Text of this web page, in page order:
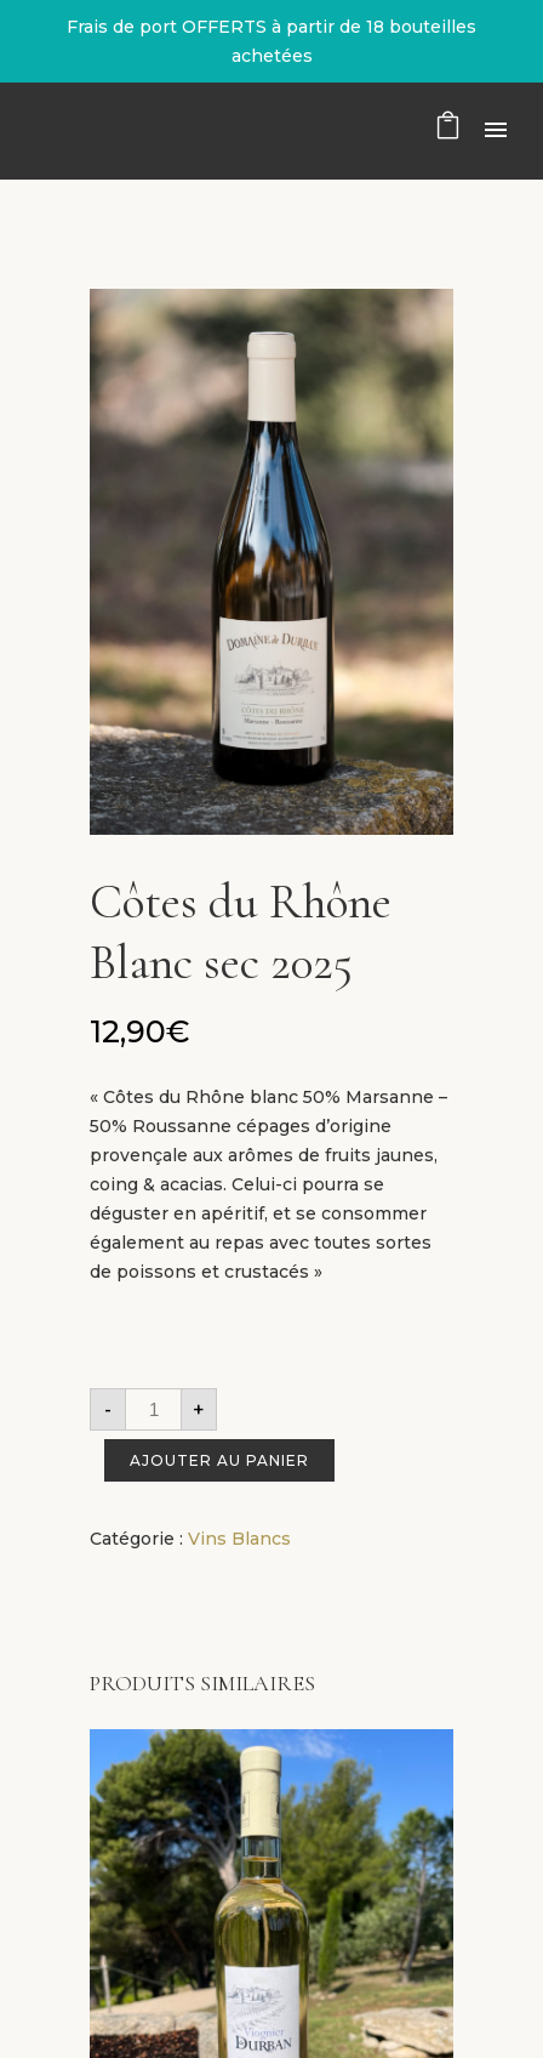
Frais de port OFFERTS à partir de 18 bouteilles
achetées
Côtes du Rhône
Blanc sec 2025
12,90€
« Côtes du Rhône blanc 50% Marsanne –
50% Roussanne cépages d’origine
provençale aux arômes de fruits jaunes,
coing & acacias. Celui-ci pourra se
déguster en apéritif, et se consommer
également au repas avec toutes sortes
de poissons et crustacés »
- +
AJOUTER AU PANIER
Catégorie : Vins Blancs
PRODUITS SIMILAIRES